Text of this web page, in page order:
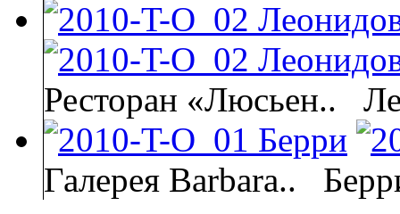
Ресторан «Люсьен..
Галерея Barbara..